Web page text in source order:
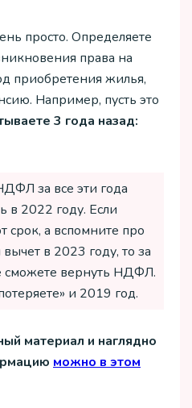
просто. Определяете
права на
приобретения жилья,
Например, пусть это
3 года назад:
за все эти года
2022 году. Если
срок, а вспомните про
в 2023 году, то за
сможете вернуть НДФЛ.
и 2019 год.
материал и наглядно
можно в этом